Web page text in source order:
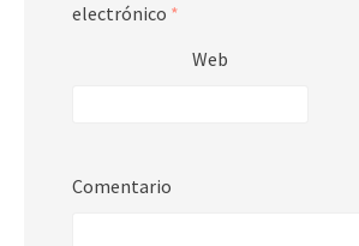
electrónico *
Web
Comentario